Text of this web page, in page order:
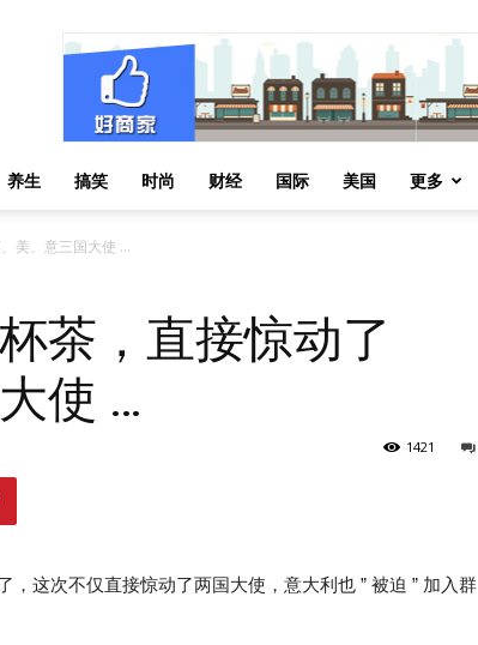
养生 搞笑 时尚 财经 国际 美国 更多
美、意三国大使 …
茶，直接惊动了
使 …
1421
这次不仅直接惊动了两国大使，意大利也 ” 被迫 ” 加入群